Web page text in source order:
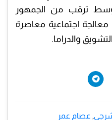
وسط ترقب من الجمهور
معالجة اجتماعية معاصرة
والدراما.
, عصام عمر